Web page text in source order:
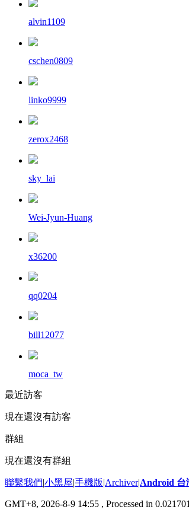
alvin1109
cschen0809
linko9999
zerox2468
sky_lai
Wei-Jyun-Huang
x36200
qq0204
bill12077
moca_tw
最近訪客
現在還沒有訪客
群組
現在還沒有群組
聯繫我們|小黑屋|手機版|Archiver|Android 台
GMT+8, 2026-8-9 14:55 , Processed in